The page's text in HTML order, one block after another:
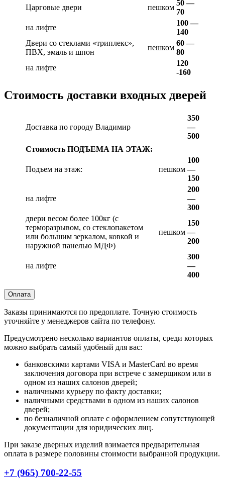
Царговые двери пешком
50 —
70
на лифте
100 —
140
Двери со стеклами «триплекс»,
ПВХ, эмаль и шпон
пешком
60 —
80
на лифте
120
-160
Стоимость доставки входных дверей
Доставка по городу Владимир
350
—
500
Стоимость ПОДЪЕМА НА ЭТАЖ:
Подъем на этаж: пешком
100
—
150
на лифте
200
—
300
двери весом более 100кг (с
терморазрывом, со стеклопакетом
или большим зеркалом, ковкой и
наружной панелью МДФ)
пешком
150
—
200
на лифте
300
—
400
Оплата
Заказы принимаются по предоплате. Точную стоимость
уточняйте у менеджеров сайта по телефону.
Предусмотрено несколько вариантов оплаты, среди которых
можно выбрать самый удобный для вас:
банковскими картами VISA и MasterCard во время
заключения договора при встрече с замерщиком или в
одном из наших салонов дверей;
наличными курьеру по факту доставки;
наличными средствами в одном из наших салонов
дверей;
по безналичной оплате с оформлением сопутствующей
документации для юридических лиц.
При заказе дверных изделий взимается предварительная
оплата в размере половины стоимости выбранной продукции.
+7 (965) 700-22-55